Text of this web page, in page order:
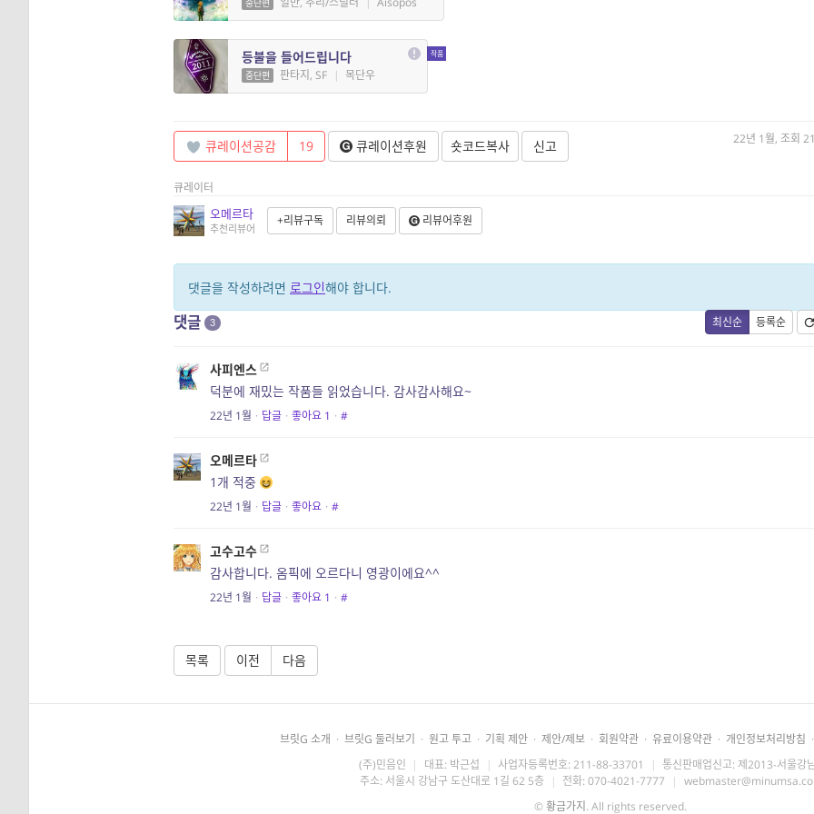
중단편
등불을 들어드립니다
중단편 판타지, SF | 목단우
22년 1월, 조회
큐레이션공감 19 큐레이션후원 숏코드복사 신고
큐레이터
오메르타
추천리뷰어
+리뷰구독 리뷰의뢰 리뷰어후원
댓글을 작성하려면 로그인해야 합니다.
최신순 등록순
댓글 3
사피엔스
덕분에 재밌는 작품들 읽었습니다. 감사감사해요~
22년 1월 · 답글 · 좋아요 1 · #
오메르타
1개 적중
22년 1월 · 답글 · 좋아요 · #
고수고수
감사합니다. 옴픽에 오르다니 영광이에요^^
22년 1월 · 답글 · 좋아요 1 · #
목록 이전 다음
브릿G 소개 · 브릿G 둘러보기 · 원고 투고 · 기획 제안 · 제안/제보 · 회원약관 · 유료이용약관 · 개인정보처리방침 ·
(주)민음인 | 대표: 박근섭 | 사업자등록번호: 211-88-33701 | 통신판매업신고: 제2013-서울강
주소: 서울시 강남구 도산대로 1길 62 5층 | 전화: 070-4021-7777 |
©황금가지 . All rights reserved.